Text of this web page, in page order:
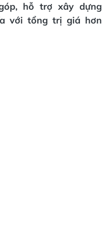
hỗ trợ xây dựng
với tổng trị giá hơn